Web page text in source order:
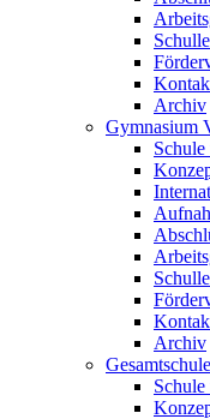
Archiv
Gymnasium
Archiv